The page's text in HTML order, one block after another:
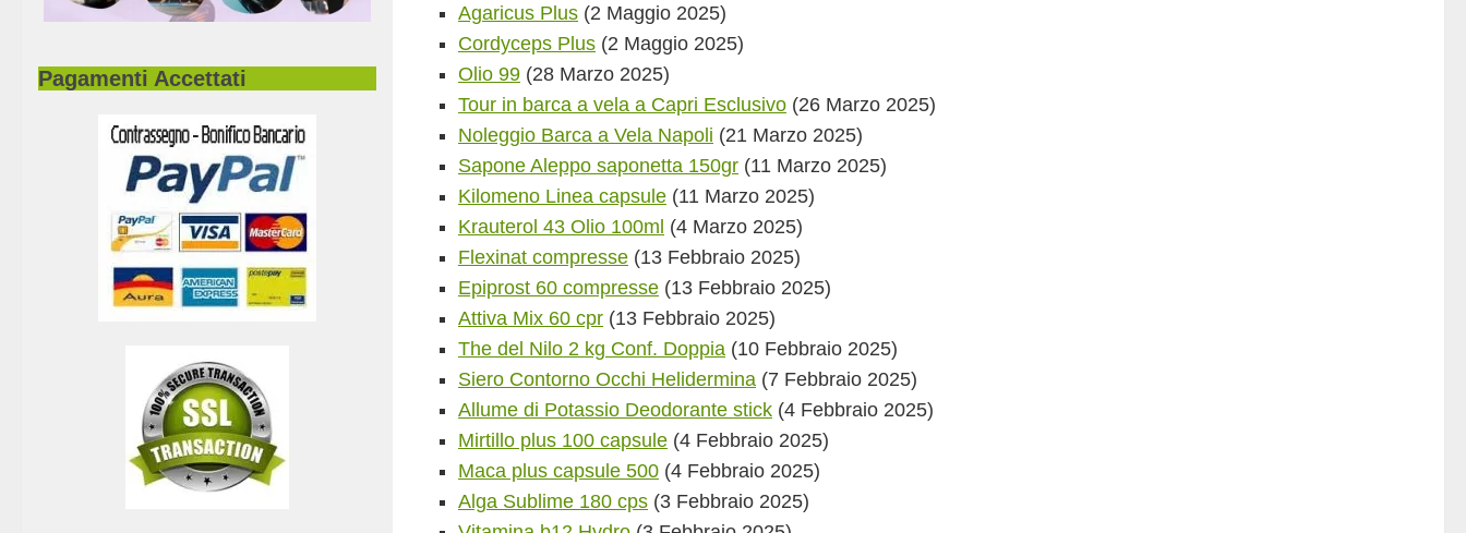
Agaricus Plus (2 Maggio 2025)
Cordyceps Plus (2 Maggio 2025)
Olio 99 (28 Marzo 2025)
Tour in barca a vela a Capri Esclusivo (26 Marzo 2025)
Noleggio Barca a Vela Napoli (21 Marzo 2025)
Sapone Aleppo saponetta 150gr (11 Marzo 2025)
Kilomeno Linea capsule (11 Marzo 2025)
Krauterol 43 Olio 100ml (4 Marzo 2025)
Flexinat compresse (13 Febbraio 2025)
Epiprost 60 compresse (13 Febbraio 2025)
Attiva Mix 60 cpr (13 Febbraio 2025)
The del Nilo 2 kg Conf. Doppia (10 Febbraio 2025)
Siero Contorno Occhi Helidermina (7 Febbraio 2025)
Allume di Potassio Deodorante stick (4 Febbraio 2025)
Mirtillo plus 100 capsule (4 Febbraio 2025)
Maca plus capsule 500 (4 Febbraio 2025)
Alga Sublime 180 cps (3 Febbraio 2025)
Pagamenti Accettati